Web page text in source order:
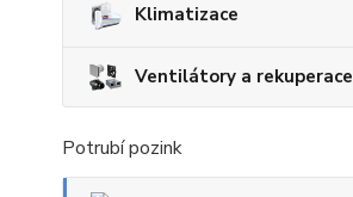
Klimatizace
Ventilátory a rekuperace
Potrubí pozink